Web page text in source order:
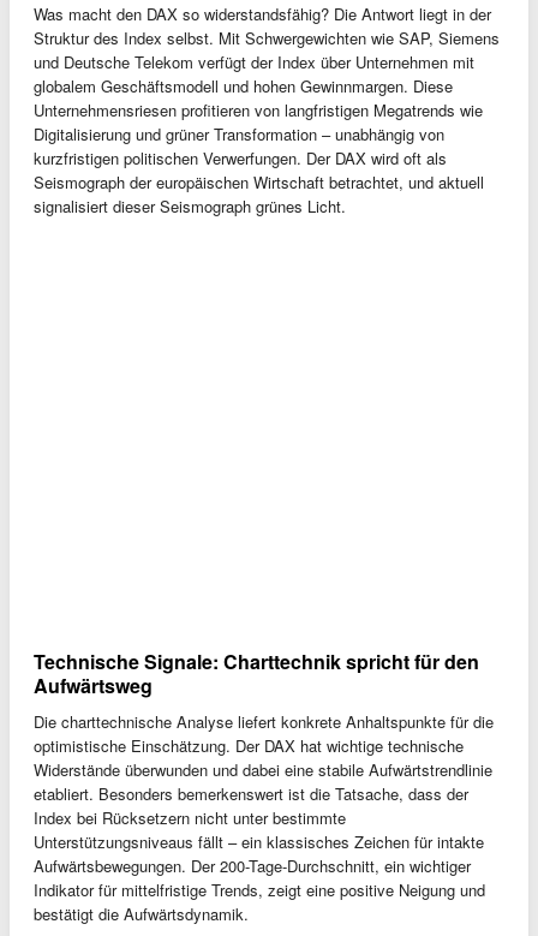
Was macht den DAX so widerstandsfähig? Die Antwort liegt in der
Struktur des Index selbst. Mit Schwergewichten wie SAP, Siemens
und Deutsche Telekom verfügt der Index über Unternehmen mit
globalem Geschäftsmodell und hohen Gewinnmargen. Diese
Unternehmensriesen profitieren von langfristigen Megatrends wie
Digitalisierung und grüner Transformation – unabhängig von
kurzfristigen politischen Verwerfungen. Der DAX wird oft als
Seismograph der europäischen Wirtschaft betrachtet, und aktuell
signalisiert dieser Seismograph grünes Licht.
Technische Signale: Charttechnik spricht für den
Aufwärtsweg
Die charttechnische Analyse liefert konkrete Anhaltspunkte für die
optimistische Einschätzung. Der DAX hat wichtige technische
Widerstände überwunden und dabei eine stabile Aufwärtstrendlinie
etabliert. Besonders bemerkenswert ist die Tatsache, dass der
Index bei Rücksetzern nicht unter bestimmte
Unterstützungsniveaus fällt – ein klassisches Zeichen für intakte
Aufwärtsbewegungen. Der 200-Tage-Durchschnitt, ein wichtiger
Indikator für mittelfristige Trends, zeigt eine positive Neigung und
bestätigt die Aufwärtsdynamik.